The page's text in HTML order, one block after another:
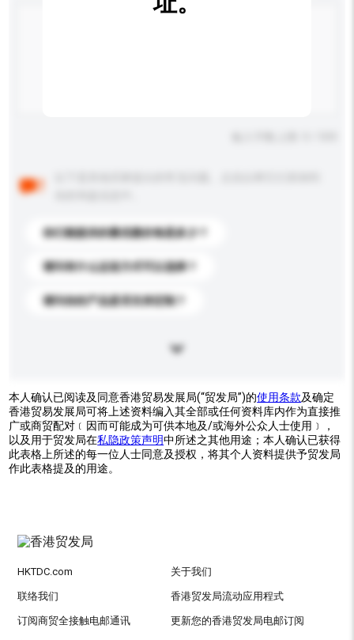
你们能提供的最优惠价格是多少？
请问有什么运送方式可以选择？
请问你的产品是否支持定制？
本人确认已阅读及同意香港贸易发展局(“贸发局”)的使用条款及确定
香港贸易发展局可将上述资料编入其全部或任何资料库内作为直接推
广或商贸配对﹝因而可能成为可供本地及/或海外公众人士使用﹞，
以及用于贸发局在私隐政策声明中所述之其他用途；本人确认已获得
此表格上所述的每一位人士同意及授权，将其个人资料提供予贸发局
作此表格提及的用途。
HKTDC.com 关于我们
联络我们 香港贸发局流动应用程式
订阅商贸全接触电邮通讯 更新您的香港贸发局电邮订阅